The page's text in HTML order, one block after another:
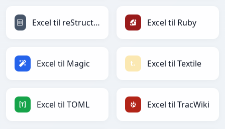
Excel til reStructuredText Excel til Ruby
Excel til Magic Excel til Textile
Excel til TOML Excel til TracWiki